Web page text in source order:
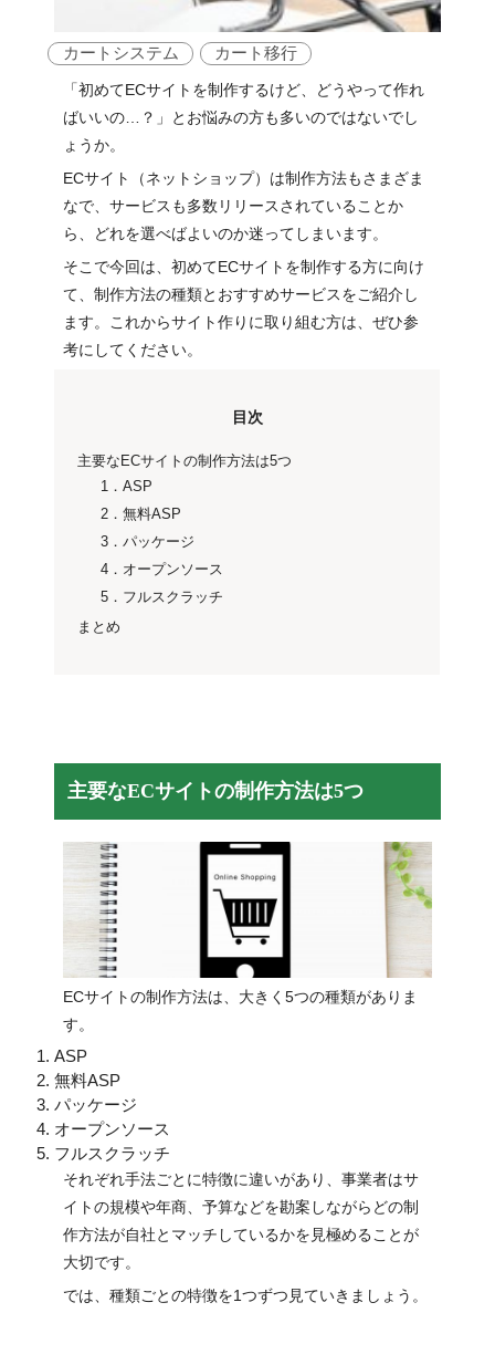
カートシステム
カート移行
「初めてECサイトを制作するけど、どうやって作れ
ばいいの…？」とお悩みの方も多いのではないでし
ょうか。
ECサイト（ネットショップ）は制作方法もさまざま
なで、サービスも多数リリースされていることか
ら、どれを選べばよいのか迷ってしまいます。
そこで今回は、初めてECサイトを制作する方に向け
て、制作方法の種類とおすすめサービスをご紹介し
ます。これからサイト作りに取り組む方は、ぜひ参
考にしてください。
目次
主要なECサイトの制作方法は5つ
1．ASP
2．無料ASP
3．パッケージ
4．オープンソース
5．フルスクラッチ
まとめ
主要なECサイトの制作方法は5つ
ECサイトの制作方法は、大きく5つの種類がありま
す。
ASP
無料ASP
パッケージ
オープンソース
フルスクラッチ
それぞれ手法ごとに特徴に違いがあり、事業者はサ
イトの規模や年商、予算などを勘案しながらどの制
作方法が自社とマッチしているかを見極めることが
大切です。
では、種類ごとの特徴を1つずつ見ていきましょう。